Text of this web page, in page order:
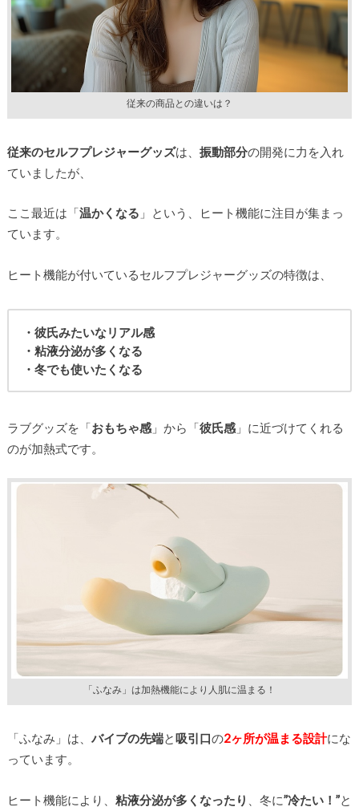
従来の商品との違いは？
従来のセルフプレジャーグッズは、 振動部分の開発に力を入れ
ていましたが、
ここ最近は「温かくなる 」という、ヒート機能に注目が集まっ
ています。
ヒート機能が付いているセルフプレジャーグッズの特徴は、
・彼氏みたいなリアル感
・粘液分泌が多くなる
・冬でも使いたくなる
ラブグッズを「おもちゃ感」から「彼氏感」に近づけてくれる
のが加熱式です。
「ふなみ」は加熱機能により人肌に温まる！
「ふなみ」は、 バイブの先端と吸引口の2ヶ所が温まる設計にな
っています。
ヒート機能により、 粘液分泌が多くなったり 、冬に”冷たい！”と